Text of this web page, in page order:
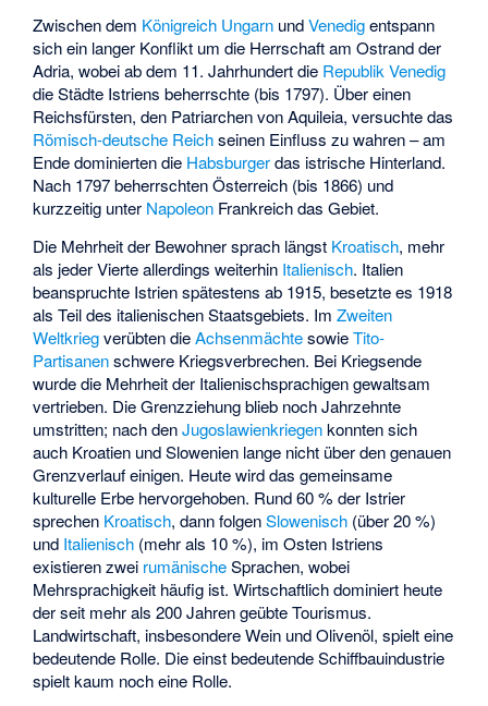
Zwischen dem Königreich Ungarn undVenedigentspann
sich ein langer Konflikt um die Herrschaft am Ostrand der
Adria, wobei ab dem 11. Jahrhundert die Republik Venedig
die Städte Istriens beherrschte (bis 1797). Über einen
Reichsfürsten, den Patriarchen von Aquileia, versuchte das
Römisch-deutsche Reichseinen Einfluss zu wahren – am
Ende dominierten die Habsburgerdas istrische Hinterland.
Nach 1797 beherrschten Österreich (bis 1866) und
kurzzeitig unter Napoleon Frankreich das Gebiet.
Die Mehrheit der Bewohner sprach längst Kroatisch, mehr
als jeder Vierte allerdings weiterhin Italienisch. Italien
beanspruchte Istrien spätestens ab 1915, besetzte es 1918
als Teil des italienischen Staatsgebiets. ImZweiten
Weltkriegverübten dieAchsenmächtesowieTito-
Partisanenschwere Kriegsverbrechen. Bei Kriegsende
wurde die Mehrheit der Italienischsprachigen gewaltsam
vertrieben. Die Grenzziehung blieb noch Jahrzehnte
umstritten; nach denJugoslawienkriegenkonnten sich
auch Kroatien und Slowenien lange nicht über den genauen
Grenzverlauf einigen. Heute wird das gemeinsame
kulturelle Erbe hervorgehoben. Rund 60 % der Istrier
sprechen Kroatisch, dann folgenSlowenisch (über 20 %)
und Italienisch (mehr als 10 %), im Osten Istriens
existieren zwei rumänischeSprachen, wobei
Mehrsprachigkeit häufig ist. Wirtschaftlich dominiert heute
der seit mehr als 200 Jahren geübte Tourismus.
Landwirtschaft, insbesondere Wein und Olivenöl, spielt eine
bedeutende Rolle. Die einst bedeutende Schiffbauindustrie
spielt kaum noch eine Rolle.